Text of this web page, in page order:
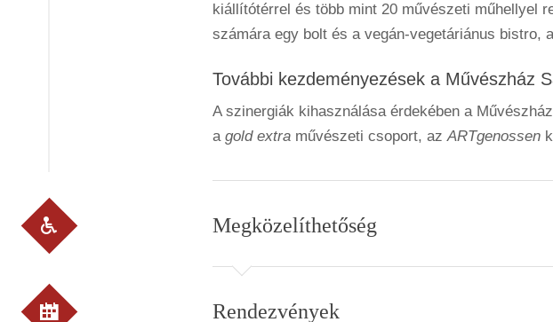
kiállítótérrel és több mint 20 művészeti műhellyel
számára egy bolt és a vegán-vegetáriánus bistro,
További kezdeményezések a Művészház
A szinergiák kihasználása érdekében a
a gold extra művészeti csoport, azARTgenossen
Megközelíthetőség
Rendezvények